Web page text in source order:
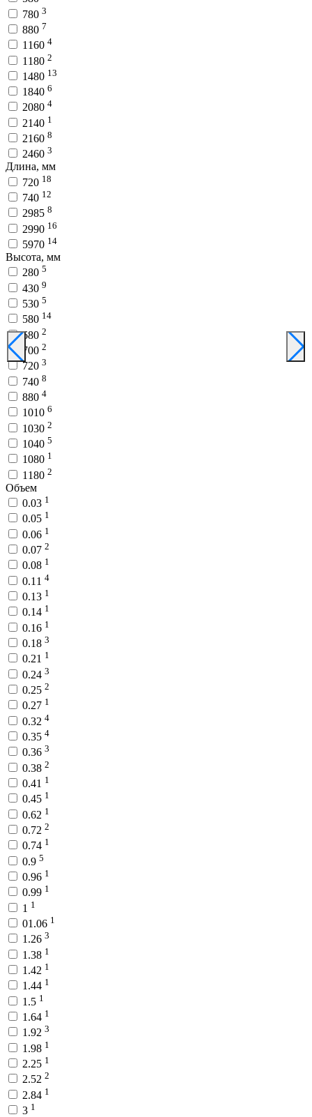
780 3
880 7
1160 4
1180 2
1480 13
1840 6
2080 4
2140 1
2160 8
2460 3
Длина, мм
720 18
740 12
2985 8
2990 16
5970 14
Высота, мм
280 5
430 9
530 5
580 14
680 2
700 2
720 3
740 8
880 4
1010 6
1030 2
1040 5
1080 1
1180 2
Объем
0.03 1
0.05 1
0.06 1
0.07 2
0.08 1
0.11 4
0.13 1
0.14 1
0.16 1
0.18 3
0.21 1
0.24 3
0.25 2
0.27 1
0.32 4
0.35 4
0.36 3
0.38 2
0.41 1
0.45 1
0.62 1
0.72 2
0.74 1
0.9 5
0.96 1
0.99 1
1 1
01.06 1
1.26 3
1.38 1
1.42 1
1.44 1
1.5 1
1.64 1
1.92 3
1.98 1
2.25 1
2.52 2
2.84 1
3 1